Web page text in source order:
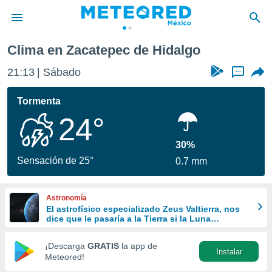
de
ha sido
para
que se
calidad.
a este
las
y
forma
digital
basada
Clima en Zacatepec de Hidalgo
21:13 Sábado ...
Tormenta
24°
Sensación de 25°
30%
0.7 mm
Astronomía
El astrofísico especializado Zeus Valtierra, nos
dice que le pasaría a la Tierra si la Luna
¡Descarga GRATIS la app de
Meteored!
Instalar